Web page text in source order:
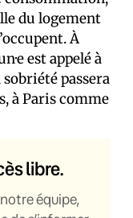
du logement
À
est appelé à
passera
à Paris comme
libre.
équipe,